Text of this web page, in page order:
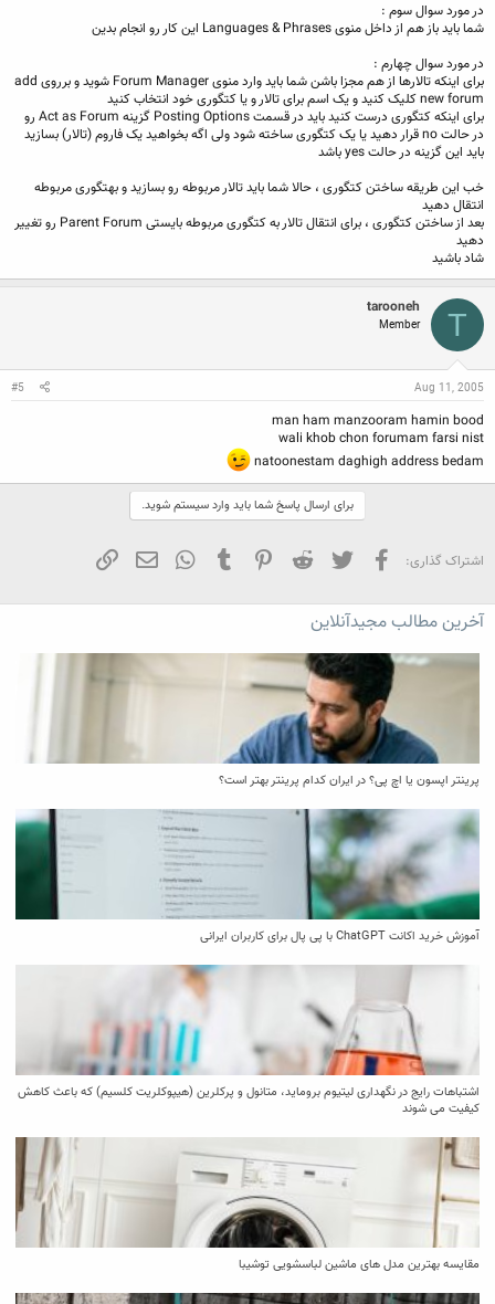
در مورد سوال سوم :
شما باید باز هم از داخل منوی Languages & Phrases این کار رو انجام بدین
در مورد سوال چهارم :
برای اینکه تالارها از هم مجزا باشن شما باید وارد منوی Forum Manager شوید و برروی add
new forum کلیک کنید و یک اسم برای تالار و یا کتگوری خود انتخاب کنید
برای اینکه کتگوری درست کنید باید در قسمت Posting Options گزینه Act as Forum رو
در حالت no قرار دهید یا یک کتگوری ساخته شود ولی اگه بخواهید یک فاروم (تالار) بسازید
باید این گزینه در حالت yes باشد
خب این طریقه ساختن کتگوری ، حالا شما باید تالار مربوطه رو بسازید و بهتگوری مربوطه
انتقال دهید
بعد از ساختن کتگوری ، برای انتقال تالار به کتگوری مربوطه بایستی Parent Forum رو تغییر
دهید
شاد باشید
T
tarooneh
Member
Aug 11, 2005
#5
man ham manzooram hamin bood
wali khob chon forumam farsi nist
natoonestam daghigh address bedam
برای ارسال پاسخ شما باید وارد سیستم شوید.
اشتراک گذاری: فیسبوک تویتر Reddit
Pinterest
Tumblr
WhatsApp
ایمیل
آخرین مطالب مجیدآنلاین
پرینتر اپسون یا اچ پی؟ در ایران کدام پرینتر بهتر است؟
آموزش خرید اکانت ChatGPT با پی پال برای کاربران ایرانی
اشتباهات رایج در نگهداری لیتیوم بروماید، متانول و پرکلرین (هیپوکلریت کلسیم) که باعث کاهش
کیفیت می‌ شوند
مقایسه بهترین مدل ‌های ماشین لباسشویی توشیبا